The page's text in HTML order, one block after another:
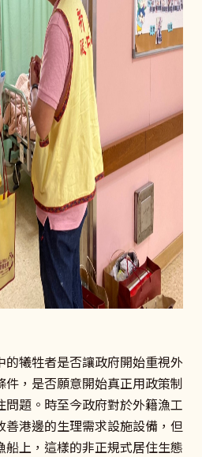
的犧牲者是否讓政府開始重視外
，是否願意開始真正用政策制
題。時至今政府對於外籍漁工
港邊的生理需求設施設備，但
上，這樣的非正規式居住生態